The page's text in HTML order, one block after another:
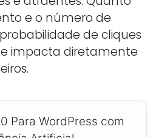
e o número de
de cliques
impacta diretamente